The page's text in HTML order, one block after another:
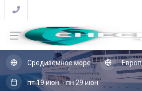
Средиземное море
пт 19 июн. - пн 29 июн.